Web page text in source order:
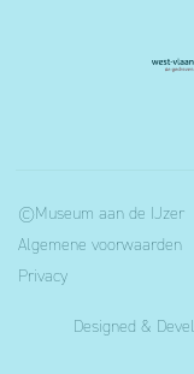
©Museum aan de IJzer
Algemene voorwaarden
Privacy
Designed &